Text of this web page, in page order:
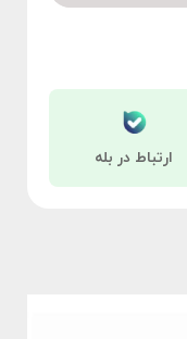
ارتباط در بله